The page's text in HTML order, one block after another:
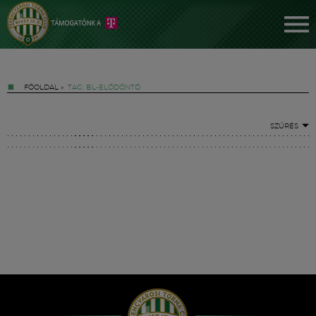
FŐOLDAL » TAG: BL-ELŐDÖNTŐ
SZŰRÉS
Hírek